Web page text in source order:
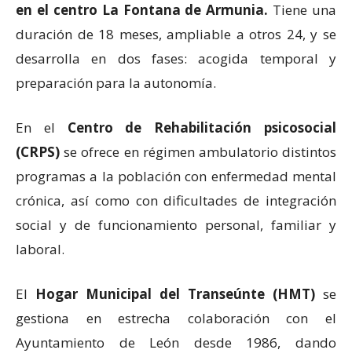
en el centro La Fontana de Armunia. Tiene una
duración de 18 meses, ampliable a otros 24, y se
desarrolla en dos fases: acogida temporal y
preparación para la autonomía.
En el Centro de Rehabilitación psicosocial
(CRPS) se ofrece en régimen ambulatorio distintos
programas a la población con enfermedad mental
crónica, así como con dificultades de integración
social y de funcionamiento personal, familiar y
laboral.
El Hogar Municipal del Transeúnte (HMT) se
gestiona en estrecha colaboración con el
Ayuntamiento de León desde 1986, dando